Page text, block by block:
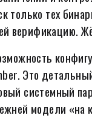
только тех
верификацию.
Это
системный
модели